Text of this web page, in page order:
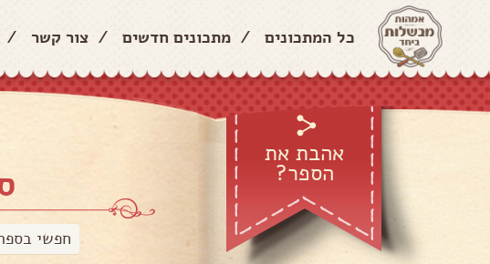
כל המתכונים / מתכונים חדשים / צור קשר /
אהבת את
הספר?
חפשי